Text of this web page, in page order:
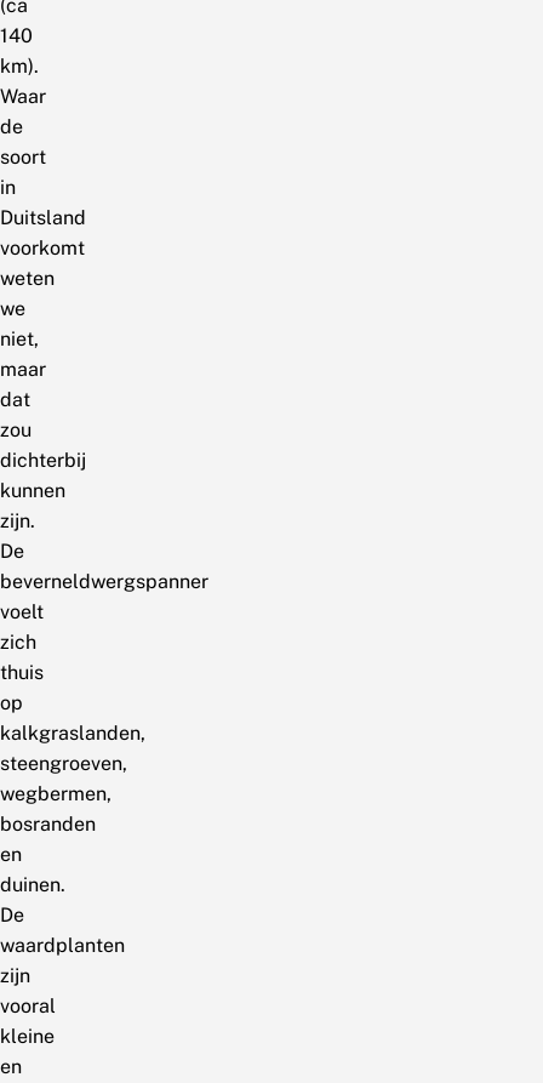
(ca
140
km).
Waar
de
soort
in
Duitsland
voorkomt
weten
we
niet,
maar
dat
zou
dichterbij
kunnen
zijn.
De
beverneldwergspanner
voelt
zich
thuis
op
kalkgraslanden,
steengroeven,
wegbermen,
bosranden
en
duinen.
De
waardplanten
zijn
vooral
kleine
en